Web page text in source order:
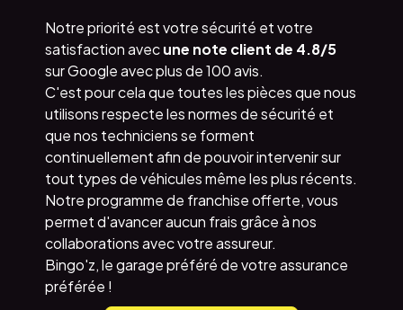
Notre priorité est votre sécurité et votre
satisfaction avecune note client de 4.8/5
sur Google avec plus de 100 avis.
C'est pour cela que toutes les pièces que nous
utilisons respecte les normes de sécurité et
que nos techniciens se forment
continuellement afin de pouvoir intervenir sur
tout types de véhicules même les plus récents.
Notre programme de franchise offerte, vous
permet d'avancer aucun frais grâce à nos
collaborations avec votre assureur.
Bingo'z, le garage préféré de votre assurance
préférée !